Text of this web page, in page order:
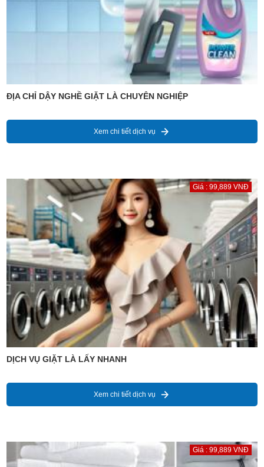
ĐỊA CHỈ DẬY NGHỀ GIẶT LÀ CHUYÊN NGHIỆP
Xem chi tiết dịch vụ
Giá : 99,889 VNĐ
DỊCH VỤ GIẶT LÀ LẤY NHANH
Xem chi tiết dịch vụ
Giá : 99,889 VNĐ